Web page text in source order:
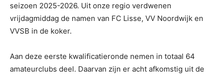
seizoen 2025-2026. Uit onze regio verdwenen
vrijdagmiddag de namen van FC Lisse, VV Noordwijk en
VVSB in de koker.
Aan deze eerste kwalificatieronde nemen in totaal 64
amateurclubs deel. Daarvan zijn er acht afkomstig uit de